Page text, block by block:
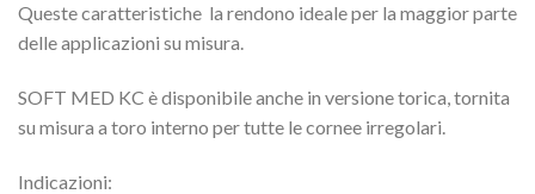
Queste caratteristiche la rendono ideale per la maggior parte
delle applicazioni su misura.
SOFT MED KC è disponibile anche in versione torica, tornita
su misura a toro interno per tutte le cornee irregolari.
Indicazioni: